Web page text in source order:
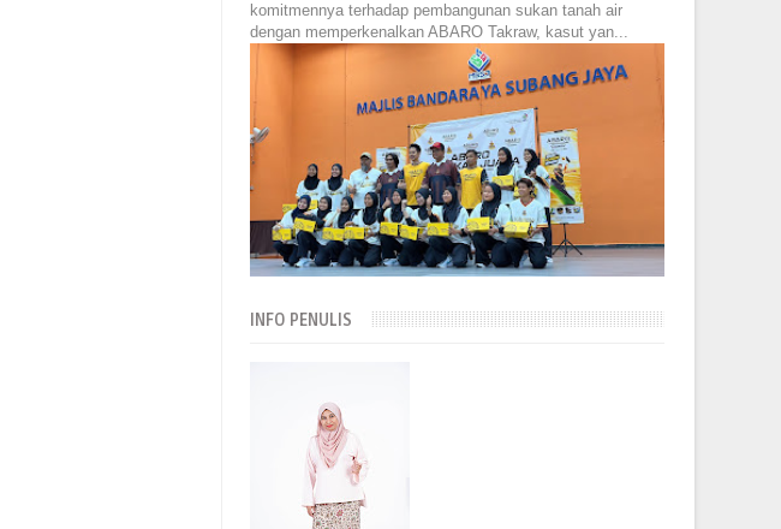
komitmennya terhadap pembangunan sukan tanah air
dengan memperkenalkan ABARO Takraw, kasut yan...
INFO PENULIS